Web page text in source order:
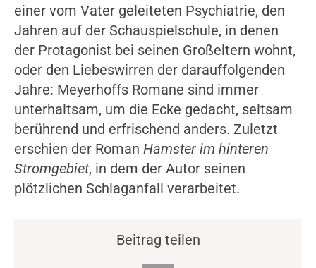
einer vom Vater geleiteten Psychiatrie, den
Jahren auf der Schauspielschule, in denen
der Protagonist bei seinen Großeltern wohnt,
oder den Liebeswirren der darauffolgenden
Jahre: Meyerhoffs Romane sind immer
unterhaltsam, um die Ecke gedacht, seltsam
berührend und erfrischend anders. Zuletzt
erschien der Roman Hamster im hinteren
Stromgebiet, in dem der Autor seinen
plötzlichen Schlaganfall verarbeitet.
Beitrag teilen